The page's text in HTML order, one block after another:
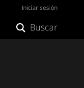
Iniciar sesión
Buscar